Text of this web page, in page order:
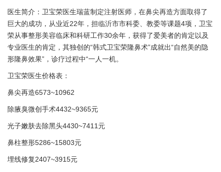
医生简介：卫宝荣医生瑞蓝制定注射医师，在鼻尖再造方面取得了
巨大的成功，从业近22年，担临沂市市科委、教委等课题4项，卫宝
荣从事整形美容临床和科研工作30余年，获得了爱美者的肯定以及
专业医生的肯定，其独创的“韩式卫宝荣隆鼻术”成就出“自然美的隐
形隆鼻效果”，诊疗过程中“一人一机。
卫宝荣医生价格表：
鼻尖再造6573~10962
除腋臭微创手术4432~9365元
光子嫩肤去除黑头4430~7411元
鼻柱整形5286~15803元
埋线修复2407~3915元